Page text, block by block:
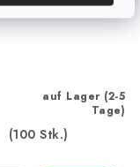
auf Lager (2-5
Tage)
(100 Stk.)